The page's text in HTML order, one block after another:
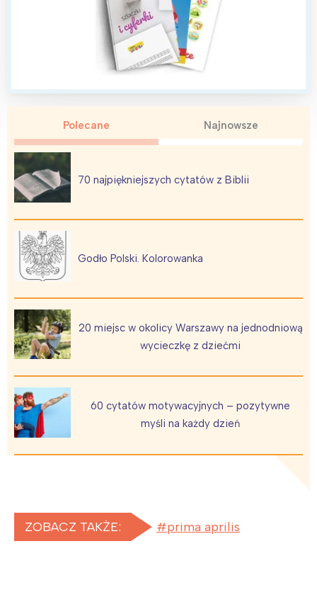
Polecane Najnowsze
70 najpiękniejszych cytatów z Biblii
Godło Polski. Kolorowanka
20 miejsc w okolicy Warszawy na jednodniową
wycieczkę z dziećmi
60 cytatów motywacyjnych – pozytywne
myśli na każdy dzień
ZOBACZ TAKŻE: prima aprilis